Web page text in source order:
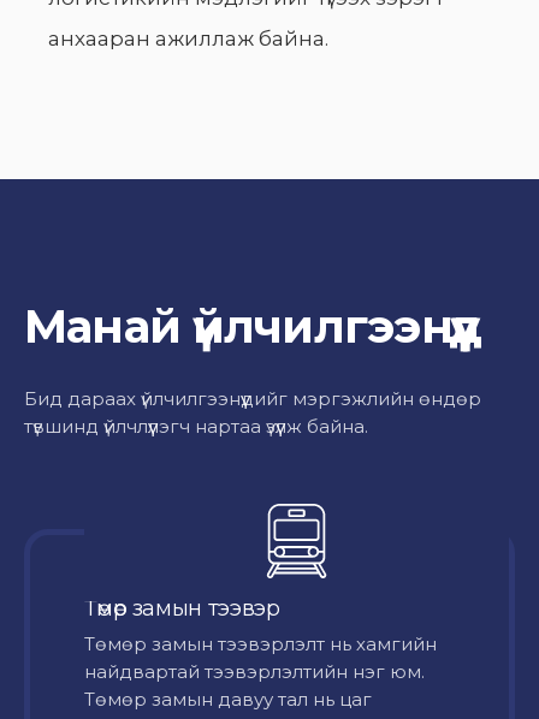
анхааран ажиллаж байна.
Манай үйлчилгээнүүд
Бид дараах үйлчилгээнүүдийг мэргэжлийн өндөр
түвшинд үйлчлүүлэгч нартаа үзүүлж байна.
Төмөр замын тээвэр
Төмөр замын тээвэрлэлт нь хамгийн
найдвартай тээвэрлэлтийн нэг юм.
Төмөр замын давуу тал нь цаг